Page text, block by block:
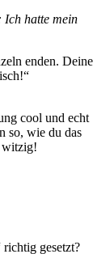
hatte mein
enden. Deine
cool und echt
so, wie du das
witzig!
gesetzt?